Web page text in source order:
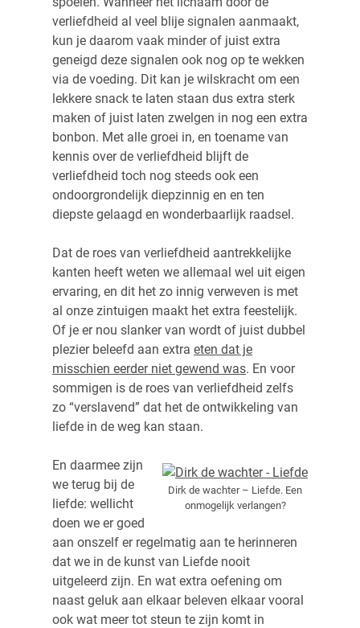
verliefdheid al veel blije signalen aanmaakt,
kun je daarom vaak minder of juist extra
geneigd deze signalen ook nog op te wekken
via de voeding. Dit kan je wilskracht om een
lekkere snack te laten staan dus extra sterk
maken of juist laten zwelgen in nog een extra
bonbon. Met alle groei in, en toename van
kennis over de verliefdheid blijft de
verliefdheid toch nog steeds ook een
ondoorgrondelijk diepzinnig en en ten
diepste gelaagd en wonderbaarlijk raadsel.
Dat de roes van verliefdheid aantrekkelijke
kanten heeft weten we allemaal wel uit eigen
ervaring, en dit het zo innig verweven is met
al onze zintuigen maakt het extra feestelijk.
Of je er nou slanker van wordt of juist dubbel
plezier beleefd aan extra eten dat je
misschien eerder niet gewend was. En voor
sommigen is de roes van verliefdheid zelfs
zo “verslavend” dat het de ontwikkeling van
liefde in de weg kan staan.
Dirk de wachter – Liefde. Een
onmogelijk verlangen?
En daarmee zijn
we terug bij de
liefde: wellicht
doen we er goed
aan onszelf er regelmatig aan te herinneren
dat we in de kunst van Liefde nooit
uitgeleerd zijn. En wat extra oefening om
naast geluk aan elkaar beleven elkaar vooral
ook wat meer tot steun te zijn komt in